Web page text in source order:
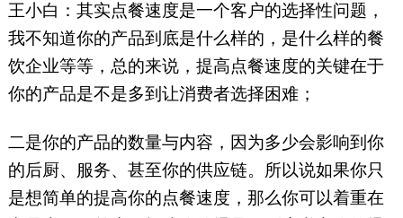
王小白：其实点餐速度是一个客户的选择性问题，
我不知道你的产品到底是什么样的，是什么样的餐
饮企业等等，总的来说，提高点餐速度的关键在于
你的产品是不是多到让消费者选择困难；
二是你的产品的数量与内容，因为多少会影响到你
的后厨、服务、甚至你的供应链。所以说如果你只
是想简单的提高你的点餐速度，那么你可以着重在